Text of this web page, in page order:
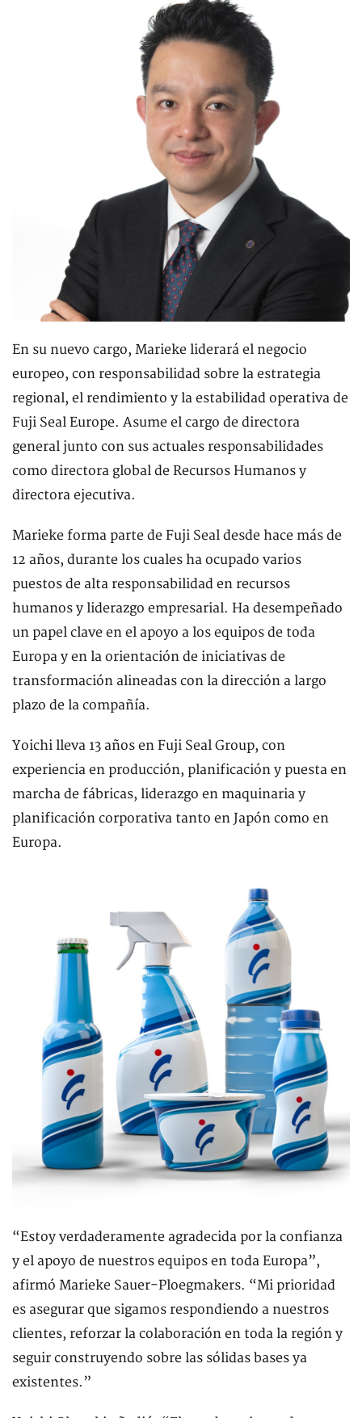
En su nuevo cargo, Marieke liderará el negocio
europeo, con responsabilidad sobre la estrategia
regional, el rendimiento y la estabilidad operativa de
Fuji Seal Europe. Asume el cargo de directora
general junto con sus actuales responsabilidades
como directora global de Recursos Humanos y
directora ejecutiva.
Marieke forma parte de Fuji Seal desde hace más de
12 años, durante los cuales ha ocupado varios
puestos de alta responsabilidad en recursos
humanos y liderazgo empresarial. Ha desempeñado
un papel clave en el apoyo a los equipos de toda
Europa y en la orientación de iniciativas de
transformación alineadas con la dirección a largo
plazo de la compañía.
Yoichi lleva 13 años en Fuji Seal Group, con
experiencia en producción, planificación y puesta en
marcha de fábricas, liderazgo en maquinaria y
planificación corporativa tanto en Japón como en
Europa.
“Estoy verdaderamente agradecida por la confianza
y el apoyo de nuestros equipos en toda Europa”,
afirmó Marieke Sauer-Ploegmakers. “Mi prioridad
es asegurar que sigamos respondiendo a nuestros
clientes, reforzar la colaboración en toda la región y
seguir construyendo sobre las sólidas bases ya
existentes.”